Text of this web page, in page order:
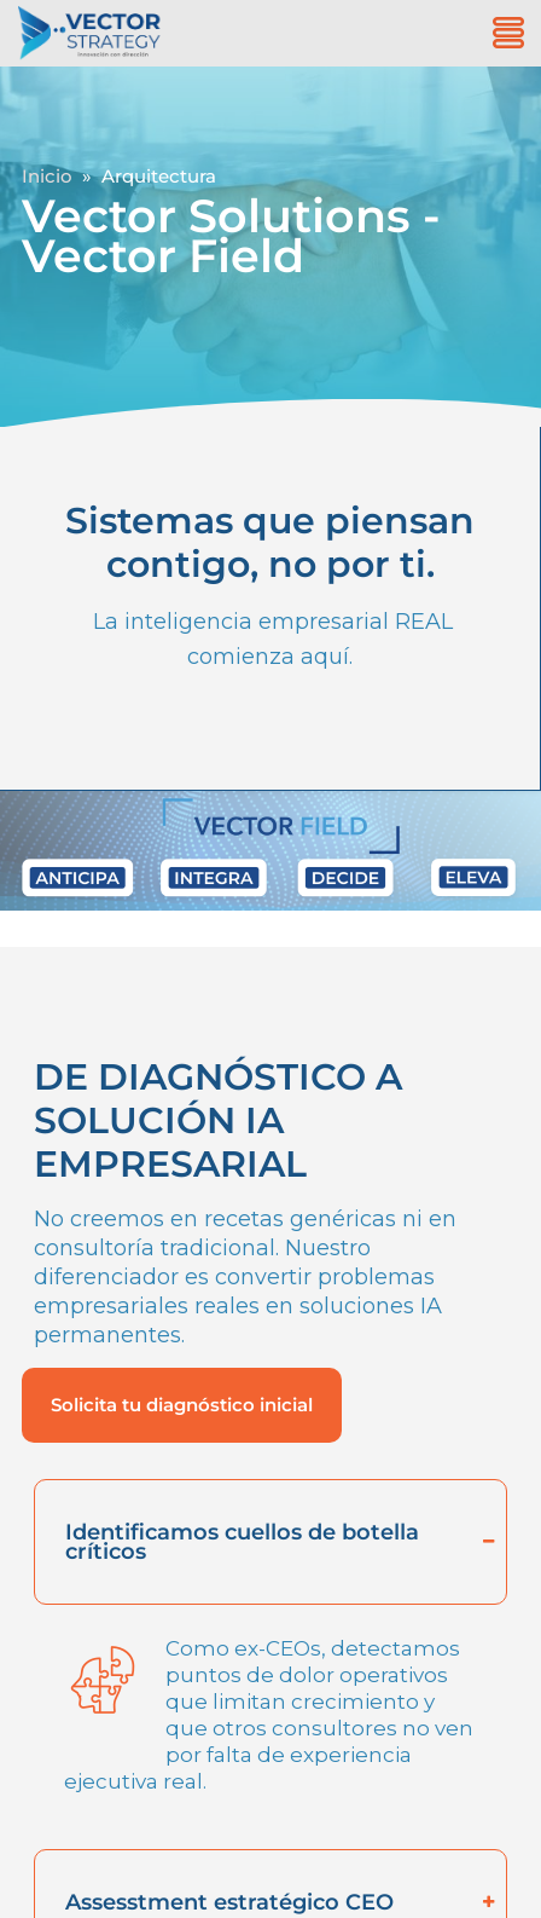
Inicio» Arquitectura
Vector Solutions -
Vector Field
Sistemas que piensan
contigo, no por ti.
La inteligencia empresarial REAL
comienza aquí.
DE DIAGNÓSTICO A
SOLUCIÓN IA
EMPRESARIAL
No creemos en recetas genéricas ni en
consultoría tradicional. Nuestro
diferenciador es convertir problemas
empresariales reales en soluciones IA
permanentes.
Solicita tu diagnóstico inicial
Identificamos cuellos de botella
críticos
Como ex-CEOs, detectamos
puntos de dolor operativos
que limitan crecimiento y
que otros consultores no ven
por falta de experiencia
ejecutiva real.
Assesstment estratégico CEO